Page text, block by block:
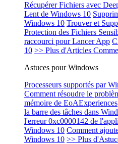
Récupérer Fichiers avec
Lent de Windows 10
Windows 10 Trouver et
Protection des Fichiers
raccourci pour Lancer App
10 >> Plus d'Articles
Astuces pour Windows
Processeurs supportés par
Comment résoudre le
mémoire de EoAExperiences
la barre des tâches dans
l'erreur 0xc0000142 de
Windows 10 Comment
Windows 10 >> Plus